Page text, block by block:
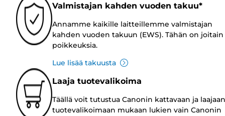
Valmistajan kahden vuoden takuu*
Annamme kaikille laitteillemme valmistajan
kahden vuoden takuun (EWS). Tähän on joitain
poikkeuksia.
Lue lisää takuusta
Laaja tuotevalikoima
Täällä voit tutustua Canonin kattavaan ja laajaan
tuotevalikoimaan mukaan lukien vain Canonin